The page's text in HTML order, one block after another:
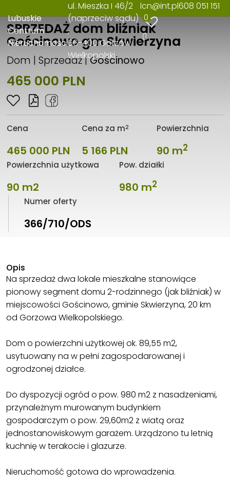
Lubuskie
Centrum
Nieruchomości
ul. Mieszka I 46/2
(naprzeciw sądu)
66-400 Gorzów
Wielkopolski
lcn@int.pl608 051 151
0
SPRZEDAŻ dom bliźniak
Gościnowo gm Skwierzyna
Dom | Sprzedaż |Gościnowo
465 000 PLN
Cena
465 000 PLN
Cena za m2
5 166 PLN
Powierzchnia
90 m2
Powierzchnia użytkowa
90 m2
Pow. działki
980 m2
Numer oferty
366/710/ODS
Opis
Na sprzedaż dwa lokale mieszkalne stanowiące
pionowy segment domu 2-rodzinnego (jak bliźniak) w
miejscowości Gościnowo, gminie Skwierzyna, 20 km
od Gorzowa Wielkopolskiego.
Dom o powierzchni użytkowej ok. 89,55 m2,
usytuowany na w pełni zagospodarowanej i
ogrodzonej działce.
Do dyspozycji ogród o pow. 980 m2 z nasadzeniami,
przynależnym murowanym budynkiem
gospodarczym o pow. 29,60m2 z wiatą oraz
jednostanowiskowym garażem. Urządzono tu letnią
kuchnię w terakocie i glazurze.
Nieruchomość gotowa do wprowadzenia.